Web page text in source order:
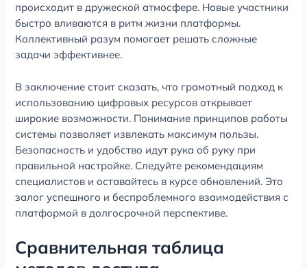
происходит в дружеской атмосфере. Новые участники
быстро вливаются в ритм жизни платформы.
Коллективный разум помогает решать сложные
задачи эффективнее.
В заключение стоит сказать, что грамотный подход к
использованию цифровых ресурсов открывает
широкие возможности. Понимание принципов работы
системы позволяет извлекать максимум пользы.
Безопасность и удобство идут рука об руку при
правильной настройке. Следуйте рекомендациям
специалистов и оставайтесь в курсе обновлений. Это
залог успешного и беспроблемного взаимодействия с
платформой в долгосрочной перспективе.
Сравнительная таблица